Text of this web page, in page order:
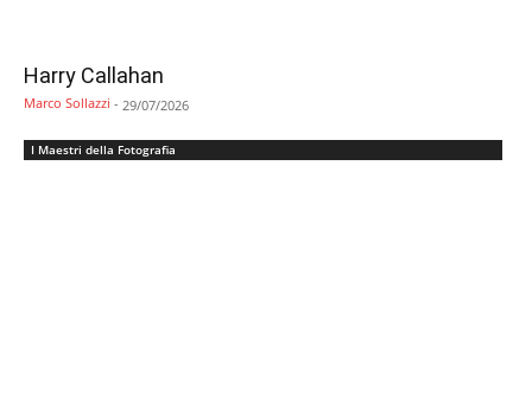
Harry Callahan
Marco Sollazzi - 29/07/2026
I Maestri della Fotografia